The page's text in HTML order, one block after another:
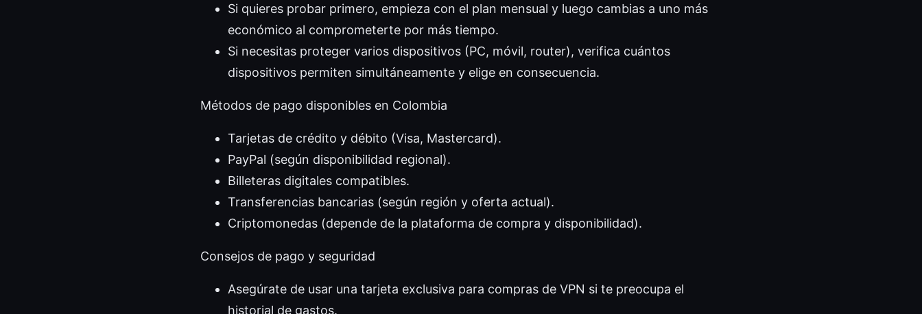
Si quieres probar primero, empieza con el plan mensual y luego cambias a uno más
económico al comprometerte por más tiempo.
Si necesitas proteger varios dispositivos (PC, móvil, router), verifica cuántos
dispositivos permiten simultáneamente y elige en consecuencia.
Métodos de pago disponibles en Colombia
Tarjetas de crédito y débito (Visa, Mastercard).
PayPal (según disponibilidad regional).
Billeteras digitales compatibles.
Transferencias bancarias (según región y oferta actual).
Criptomonedas (depende de la plataforma de compra y disponibilidad).
Consejos de pago y seguridad
Asegúrate de usar una tarjeta exclusiva para compras de VPN si te preocupa el
historial de gastos.